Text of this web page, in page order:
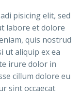
pisicing elit, sed
labore et dolore
quis nostrud
ut aliquip ex ea
irure dolor in
cillum dolore eu
sint occaecat